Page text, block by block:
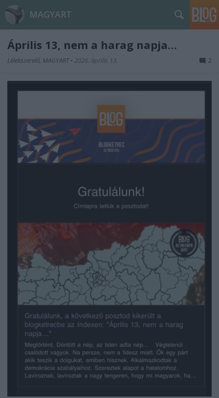
MAGYART
Április 13, nem a harag napja…
Lélekszerelő, MAGYART • 2026. április 13. 2